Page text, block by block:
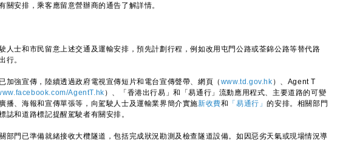
關安排，乘客應留意營辦商的通告了解詳情。
士和市民留意上述交通及運輸安排，預先計劃行程，例如改用屯門公路或荃錦公路等替代路
行。
強宣傳，陸續透過政府電視宣傳短片和電台宣傳聲帶、網頁（ www.td.gov.hk ）、Agent T
AgentT.hk ）、「香港出行易」和「易通行」流動應用程式、主要道路的可變
播、海報和宣傳單張等，向駕駛人士及運輸業界簡介實施新收費和 「易通行」的安排。相關部門
誌和道路標記提醒駕駛者有關安排。
門已準備就緒接收大欖隧道，包括完成狀況勘測及檢查隧道設備。如因惡劣天氣或現場情況導